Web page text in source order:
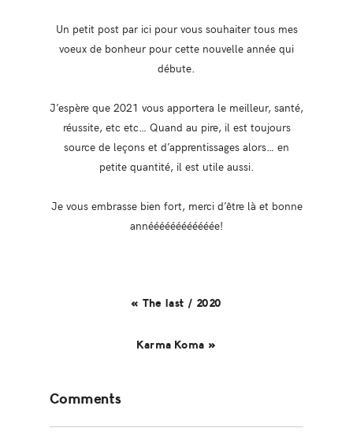
Un petit post par ici pour vous souhaiter tous mes
voeux de bonheur pour cette nouvelle année qui
débute.
J’espère que 2021 vous apportera le meilleur, santé,
réussite, etc etc… Quand au pire, il est toujours
source de leçons et d’apprentissages alors… en
petite quantité, il est utile aussi.
Je vous embrasse bien fort, merci d’être là et bonne
annéééééééééééée!
« The last / 2020
Karma Koma »
Interactions
Comments